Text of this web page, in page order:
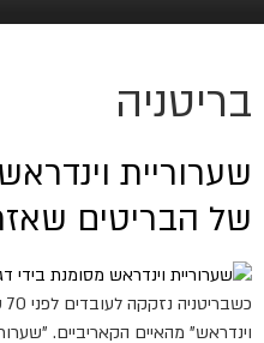
בריטניה
שערוריית
של הבריטים
וינדראש" מהאיים הקאריביים.